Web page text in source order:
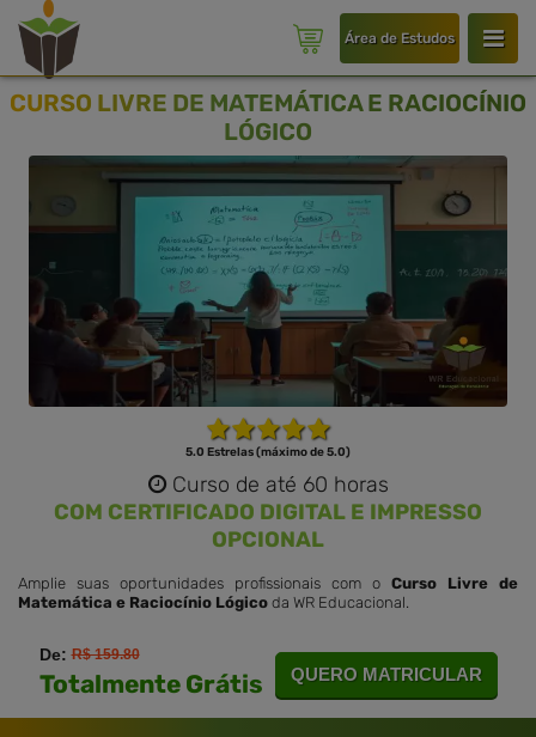
Área de Estudos
CURSO LIVRE DE MATEMÁTICA E RACIOCÍNIO
LÓGICO
5.0 Estrelas (máximo de 5.0)
Curso de até 60 horas
COM CERTIFICADO DIGITAL E IMPRESSO
OPCIONAL
Amplie suas oportunidades profissionais com o Curso Livre de
Matemática e Raciocínio Lógico da WR Educacional.
De:R$ 159.80
Totalmente Grátis QUERO MATRICULAR